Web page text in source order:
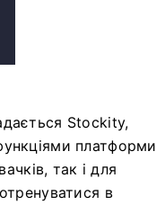
Stockity,
платформи
так і для
в